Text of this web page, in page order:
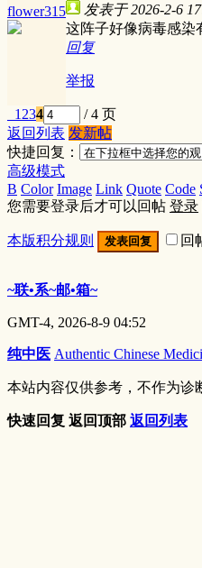
flower315 发表于 2026-2-6
这阵子好像病毒感染
回复
举报
1 234
/ 4 页
返回列表 发新帖
快捷回复：
高级模式
B Color Image Link Quote Code
您需要登录后才可以回帖 登录
本版积分规则 发表回复 回
~联•系~邮•箱~
GMT-4, 2026-8-9 04:52
纯中医 Authentic Chinese
本站内容仅供参考，不作为诊
快速回复 返回顶部 返回列表